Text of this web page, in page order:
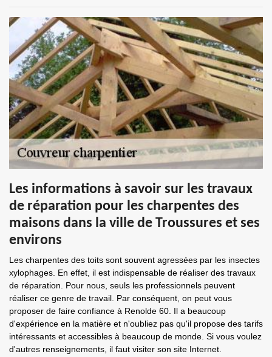
Les informations à savoir sur les travaux
de réparation pour les charpentes des
maisons dans la ville de Troussures et ses
environs
Les charpentes des toits sont souvent agressées par les insectes
xylophages. En effet, il est indispensable de réaliser des travaux
de réparation. Pour nous, seuls les professionnels peuvent
réaliser ce genre de travail. Par conséquent, on peut vous
proposer de faire confiance à Renolde 60. Il a beaucoup
d'expérience en la matière et n'oubliez pas qu'il propose des tarifs
intéressants et accessibles à beaucoup de monde. Si vous voulez
d'autres renseignements, il faut visiter son site Internet.